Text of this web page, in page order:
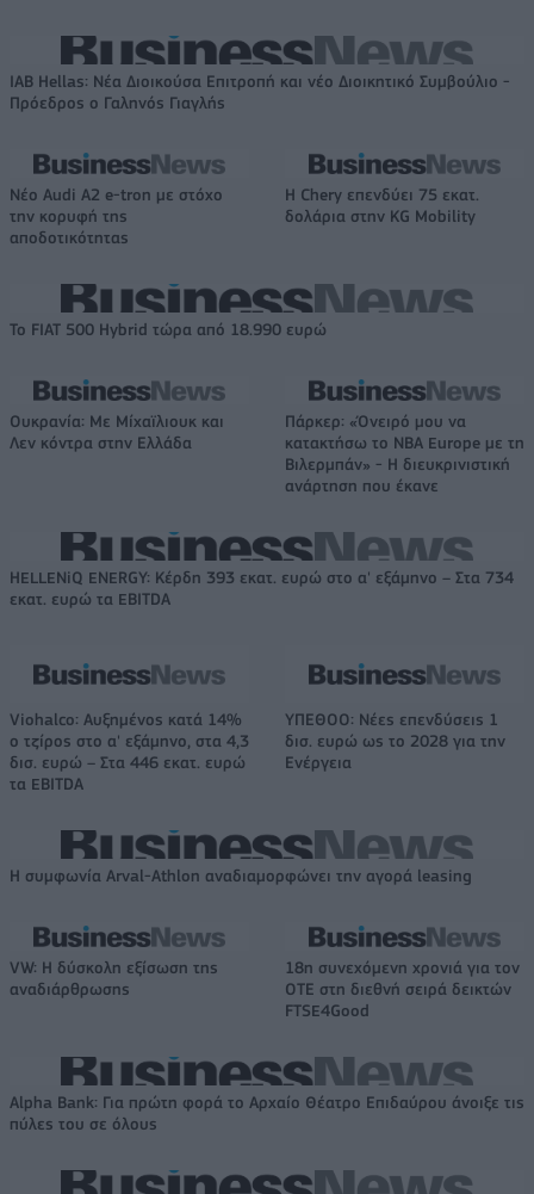
IAB Hellas: Νέα Διοικούσα Επιτροπή και νέο Διοικητικό Συμβούλιο -
Πρόεδρος ο Γαληνός Γιαγλής
Νέο Audi A2 e-tron με στόχο
την κορυφή της
αποδοτικότητας
Η Chery επενδύει 75 εκατ.
δολάρια στην KG Mobility
Το FIAT 500 Hybrid τώρα από 18.990 ευρώ
Ουκρανία: Με Μίχαϊλιουκ και
Λεν κόντρα στην Ελλάδα
Πάρκερ: «Όνειρό μου να
κατακτήσω το ΝΒΑ Europe με τη
Βιλερμπάν» - Η διευκρινιστική
ανάρτηση που έκανε
HELLENiQ ENERGY: Κέρδη 393 εκατ. ευρώ στο α' εξάμηνο – Στα 734
εκατ. ευρώ τα EBITDA
Viohalco: Αυξημένος κατά 14%
ο τζίρος στο α' εξάμηνο, στα 4,3
δισ. ευρώ – Στα 446 εκατ. ευρώ
τα EBITDA
ΥΠΕΘΟΟ: Νέες επενδύσεις 1
δισ. ευρώ ως το 2028 για την
Ενέργεια
Η συμφωνία Arval-Athlon αναδιαμορφώνει την αγορά leasing
VW: Η δύσκολη εξίσωση της
αναδιάρθρωσης
18η συνεχόμενη χρονιά για τον
ΟΤΕ στη διεθνή σειρά δεικτών
FTSE4Good
Alpha Bank: Για πρώτη φορά το Αρχαίο Θέατρο Επιδαύρου άνοιξε τις
πύλες του σε όλους